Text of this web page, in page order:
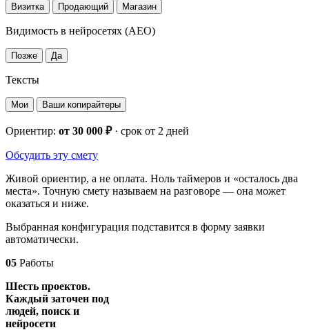
Визитка Продающий Магазин
Видимость в нейросетях (AEO)
Позже Да
Тексты
Мои Ваши копирайтеры
Ориентир: от 30 000 ₽· срок от 2 дней
Обсудить эту смету
Живой ориентир, а не оплата. Ноль таймеров и «осталось два
места». Точную смету называем на разговоре — она может
оказаться и ниже.
Выбранная конфигурация подставится в форму заявки
автоматически.
05 Работы
Шесть проектов.
Каждый заточен под
людей, поиск и
нейросети